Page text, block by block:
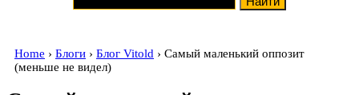
Home › Блоги › Блог Vitold › Самый маленький оппозит
(меньше не видел)